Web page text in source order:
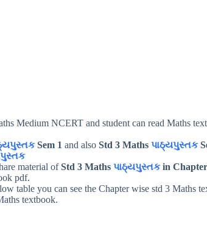
Medium NCERT and student can read Maths
Sem 1 and also Std 3 Maths પાઠ્યપુસ્તક
material ofStd 3 Maths પાઠ્યપુસ્તકin
pdf.
table you can see the Chapter wise std 3 Maths
textbook.